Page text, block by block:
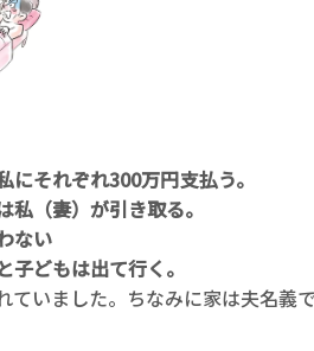
にそれぞれ300万円支払う。
私（妻）が引き取る。
ない
子どもは出て行く。
ていました。ちなみに家は夫名義で